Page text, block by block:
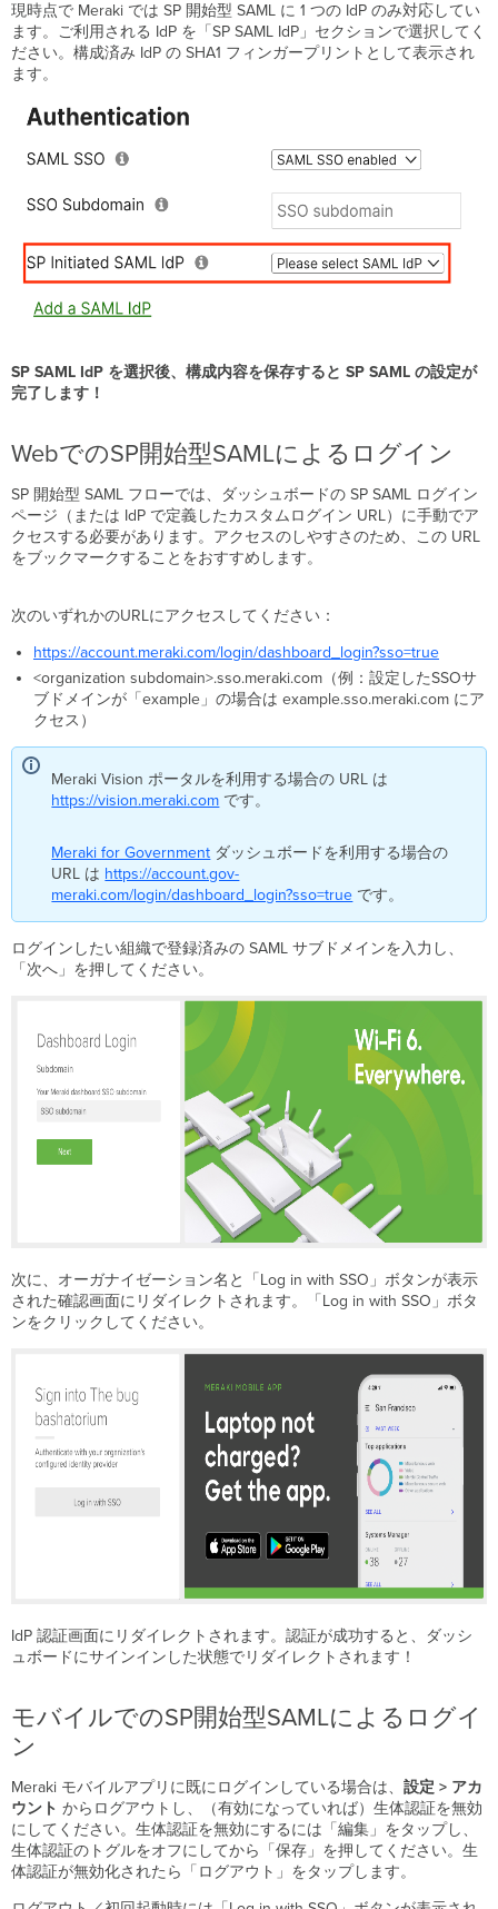
現時点で Meraki では SP 開始型 SAML に 1 つの IdP のみ対応してい
ます。ご利用される IdP を「SP SAML IdP」セクションで選択してく
ださい。構成済み IdP の SHA1 フィンガープリントとして表示され
ます。
SP SAML IdP を選択後、構成内容を保存すると SP SAML の設定が
完了します！
WebでのSP開始型SAMLによるログイン
SP 開始型 SAML フローでは、ダッシュボードの SP SAML ログイン
ページ（または IdP で定義したカスタムログイン URL）に手動でア
クセスする必要があります。アクセスのしやすさのため、この URL
をブックマークすることをおすすめします。
次のいずれかのURLにアクセスしてください：
https://account.meraki.com/login/dashboard_login?sso=true
<organization subdomain>.sso.meraki.com（例：設定したSSOサ
ブドメインが「example」の場合は example.sso.meraki.com にア
クセス）
Meraki Vision ポータルを利用する場合の URL は
https://vision.meraki.com です。
Meraki for Government ダッシュボードを利用する場合の
URL は https://account.gov-
meraki.com/login/dashboard_login?sso=true です。
ログインしたい組織で登録済みの SAML サブドメインを入力し、
「次へ」を押してください。
次に、オーガナイゼーション名と「Log in with SSO」ボタンが表示
された確認画面にリダイレクトされます。「Log in with SSO」ボタ
ンをクリックしてください。
IdP 認証画面にリダイレクトされます。認証が成功すると、ダッシ
ュボードにサインインした状態でリダイレクトされます！
モバイルでのSP開始型SAMLによるログイ
ン
Meraki モバイルアプリに既にログインしている場合は、設定 > アカ
ウント からログアウトし、（有効になっていれば）生体認証を無効
にしてください。生体認証を無効にするには「編集」をタップし、
生体認証のトグルをオフにしてから「保存」を押してください。生
体認証が無効化されたら「ログアウト」をタップします。